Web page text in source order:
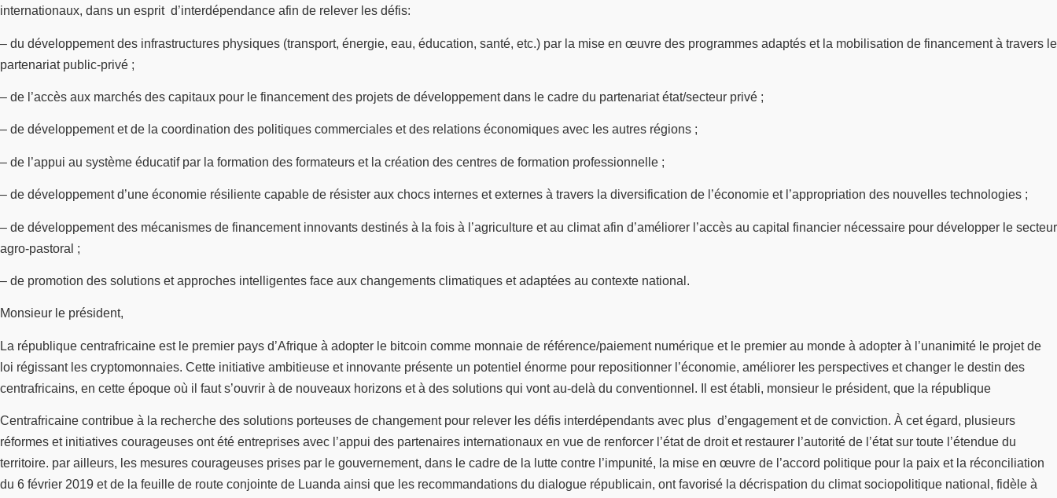
internationaux, dans un esprit d’interdépendance afin de relever les défis:
– du développement des infrastructures physiques (transport, énergie, eau, éducation, santé, etc.) par la mise en œuvre des programmes adaptés et la mobilisation de financement à travers le
partenariat public-privé ;
– de l’accès aux marchés des capitaux pour le financement des projets de développement dans le cadre du partenariat état/secteur privé ;
– de développement et de la coordination des politiques commerciales et des relations économiques avec les autres régions ;
– de l’appui au système éducatif par la formation des formateurs et la création des centres de formation professionnelle ;
– de développement d’une économie résiliente capable de résister aux chocs internes et externes à travers la diversification de l’économie et l’appropriation des nouvelles technologies ;
– de développement des mécanismes de financement innovants destinés à la fois à l’agriculture et au climat afin d’améliorer l’accès au capital financier nécessaire pour développer le secteur
agro-pastoral ;
– de promotion des solutions et approches intelligentes face aux changements climatiques et adaptées au contexte national.
Monsieur le président,
La république centrafricaine est le premier pays d’Afrique à adopter le bitcoin comme monnaie de référence/paiement numérique et le premier au monde à adopter à l’unanimité le projet de
loi régissant les cryptomonnaies. Cette initiative ambitieuse et innovante présente un potentiel énorme pour repositionner l’économie, améliorer les perspectives et changer le destin des
centrafricains, en cette époque où il faut s’ouvrir à de nouveaux horizons et à des solutions qui vont au-delà du conventionnel. Il est établi, monsieur le président, que la république
Centrafricaine contribue à la recherche des solutions porteuses de changement pour relever les défis interdépendants avec plus d’engagement et de conviction. À cet égard, plusieurs
réformes et initiatives courageuses ont été entreprises avec l’appui des partenaires internationaux en vue de renforcer l’état de droit et restaurer l’autorité de l’état sur toute l’étendue du
territoire. par ailleurs, les mesures courageuses prises par le gouvernement, dans le cadre de la lutte contre l’impunité, la mise en œuvre de l’accord politique pour la paix et la réconciliation
du 6 février 2019 et de la feuille de route conjointe de Luanda ainsi que les recommandations du dialogue républicain, ont favorisé la décrispation du climat sociopolitique national, fidèle à